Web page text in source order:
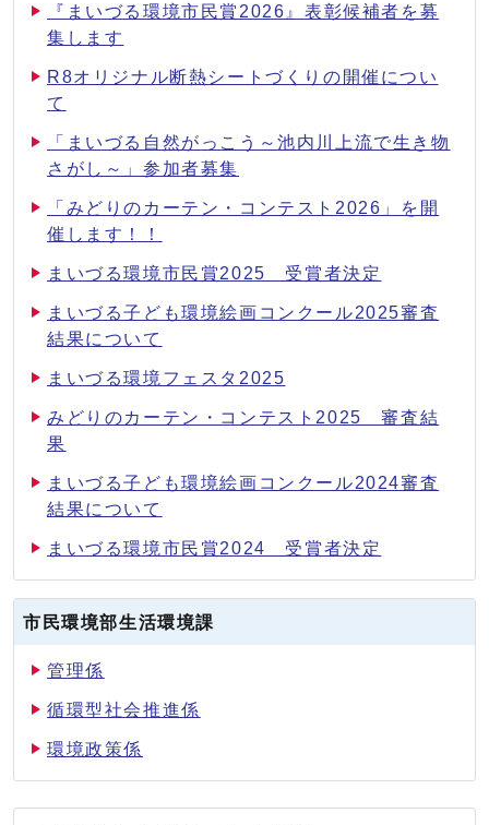
『まいづる環境市民賞2026』表彰候補者を募
集します
R8オリジナル断熱シートづくりの開催につい
て
「まいづる自然がっこう～池内川上流で生き物
さがし～」参加者募集
「みどりのカーテン・コンテスト2026」を開
催します！！
まいづる環境市民賞2025 受賞者決定
まいづる子ども環境絵画コンクール2025審査
結果について
まいづる環境フェスタ2025
みどりのカーテン・コンテスト2025 審査結
果
まいづる子ども環境絵画コンクール2024審査
結果について
まいづる環境市民賞2024 受賞者決定
市民環境部生活環境課
管理係
循環型社会推進係
環境政策係